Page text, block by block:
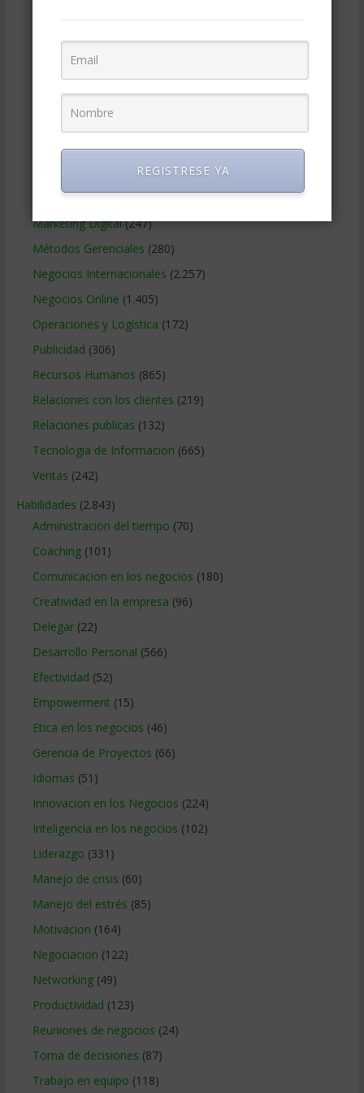
Educacion Gerencial
Finanzas Corporativas(748)
Gobierno Corporativo(11)
Marketing(988)
Marketing Digital(247)
Métodos Gerenciales (280)
Negocios Internacionales (2.257)
Negocios Online (1.405)
Operaciones y Logística (172)
Publicidad (306)
Recursos Humanos (865)
Relaciones con los clientes (219)
Relaciones publicas (132)
Tecnologia de Informacion (665)
Ventas (242)
Habilidades (2.843)
Administracion del tiempo (70)
Coaching(101)
Comunicacion en los negocios (180)
Creatividad en la empresa (96)
Delegar(22)
Desarrollo Personal (566)
Efectividad (52)
Empowerment (15)
Etica en los negocios (46)
Gerencia de Proyectos (66)
Idiomas (51)
Innovacion en los Negocios (224)
Inteligencia en los negocios (102)
Liderazgo (331)
Manejo de crisis (60)
Manejo del estrés (85)
Motivacion (164)
Negociacion (122)
Networking(49)
Productividad (123)
Reuniones de negocios (24)
Toma de decisiones (87)
Trabajo en equipo (118)
REGISTRESE YA